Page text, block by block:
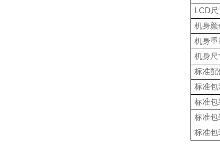
LCD
机身颜
机身重
机身尺
标准配
标准包
标准包
标准包
标准包